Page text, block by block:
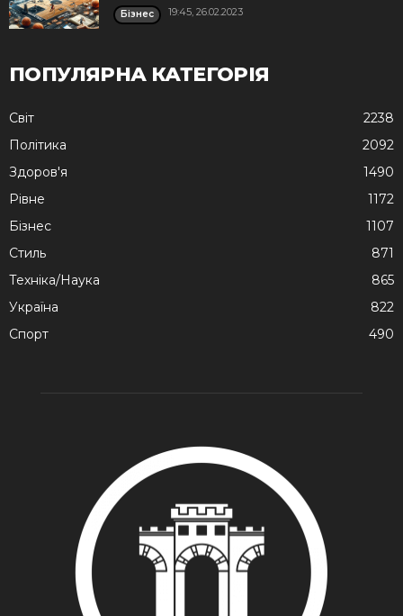
Бізнес 19:45, 26.02.2023
ПОПУЛЯРНА КАТЕГОРІЯ
Cвіт
2238
Політика
2092
Здоров'я
1490
Рівне
1172
Бізнес
1107
Стиль
871
Техніка/Наука
865
Україна
822
Спорт
490